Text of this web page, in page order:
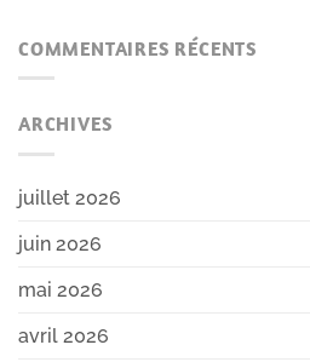
COMMENTAIRES RÉCENTS
ARCHIVES
juillet 2026
juin 2026
mai 2026
avril 2026